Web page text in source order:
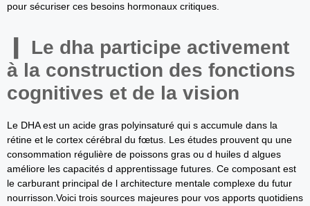
pour sécuriser ces besoins hormonaux critiques.
Le dha participe activement
à la construction des fonctions
cognitives et de la vision
Le DHA est un acide gras polyinsaturé qui s accumule dans la
rétine et le cortex cérébral du fœtus. Les études prouvent qu une
consommation régulière de poissons gras ou d huiles d algues
améliore les capacités d apprentissage futures. Ce composant est
le carburant principal de l architecture mentale complexe du futur
nourrisson.Voici trois sources majeures pour vos apports quotidiens